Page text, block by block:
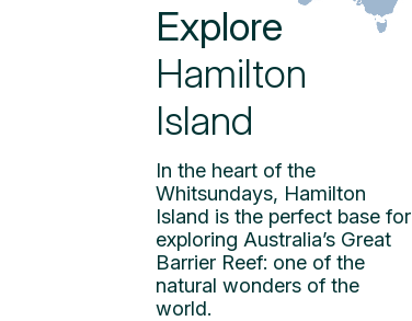
Explore
Hamilton
Island
In the heart of the
Whitsundays, Hamilton
Island is the perfect base for
exploring Australia’s Great
Barrier Reef: one of the
natural wonders of the
world.